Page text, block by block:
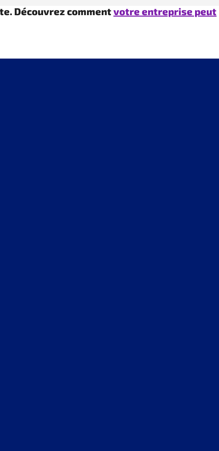
Découvrez commentvotre entreprise peut